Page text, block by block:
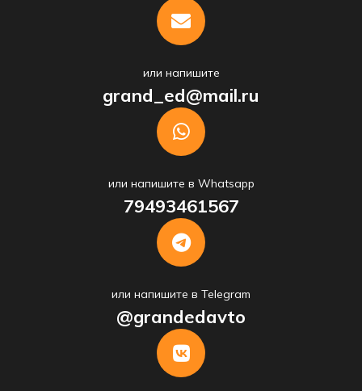
или напишите
grand_ed@mail.ru
или напишите в Whatsapp
79493461567
или напишите в Telegram
@grandedavto